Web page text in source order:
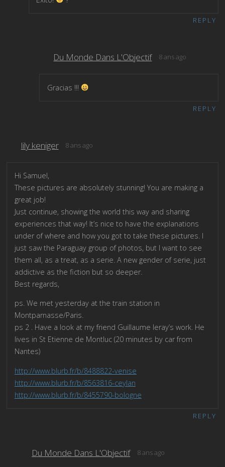
REPLY
Du Monde Dans L'Objectif 8 ans ago
Gracias !!!
REPLY
lily keniger 8 ans ago
Hi Samuel,
These pictures are absolutely stunning! You are making a
great job!
Just continue, showing the world this way and sharing
experiences that way! It’s nice to have the explanations
under of where and how you got to take these pictures. I
just saw the Paraguay group of photos, but I want to see
them all, as a treat, as a serie. A new gender of serie, just
addictive as the fiction but so deeper.
Best regards,
ps. We met yesterday at the train station in
Montparnasse/Paris.
ps 2 . Have a look at my friend Guillaume leray’s work. He
lives in St Etienne de Montluc (20 minutes by car from
Nantes)
http://www.blurb.fr/b/8488822-venise
http://www.blurb.fr/b/8563816-ceylan
http://www.blurb.fr/b/8455790-bologne
REPLY
Du Monde Dans L'Objectif 8 ans ago